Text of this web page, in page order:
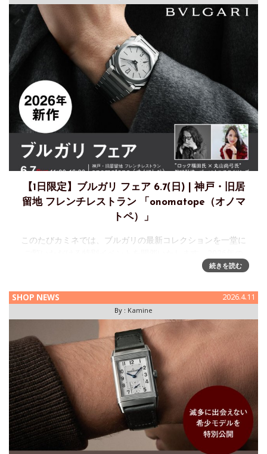
【1日限定】ブルガリ フェア 6.7(日) | 神戸・旧居
留地 フレンチレストラン 「onomatope（オノマ
トペ）」
このたびカミネでは、ブルガリの最新コレクションを一堂に
Watches and Wondersで発表された新作モデルを中心に、ブ
続きを読む
SHOP NEWS 2026.4.11
By : Kamine